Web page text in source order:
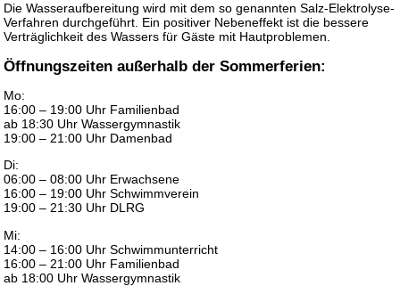
Die Wasseraufbereitung wird mit dem so genannten Salz-Elektrolyse-
Verfahren durchgeführt. Ein positiver Nebeneffekt ist die bessere
Verträglichkeit des Wassers für Gäste mit Hautproblemen.
Öffnungszeiten außerhalb der Sommerferien:
Mo:
16:00 – 19:00 Uhr Familienbad
ab 18:30 Uhr Wassergymnastik
19:00 – 21:00 Uhr Damenbad
Di:
06:00 – 08:00 Uhr Erwachsene
16:00 – 19:00 Uhr Schwimmverein
19:00 – 21:30 Uhr DLRG
Mi:
14:00 – 16:00 Uhr Schwimmunterricht
16:00 – 21:00 Uhr Familienbad
ab 18:00 Uhr Wassergymnastik